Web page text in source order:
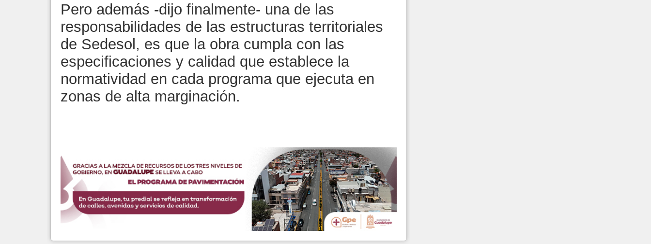
Pero además -dijo finalmente- una de las
responsabilidades de las estructuras territoriales
de Sedesol, es que la obra cumpla con las
especificaciones y calidad que establece la
normatividad en cada programa que ejecuta en
zonas de alta marginación.